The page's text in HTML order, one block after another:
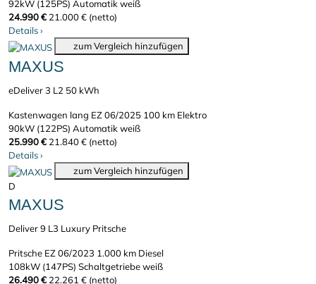
92kW (125PS) Automatikweiß
24.990 € 21.000 € (netto)
Details›
zum Vergleich hinzufügen
MAXUS
eDeliver 3 L2 50 kWh
Kastenwagen lang EZ 06/2025 100 km Elektro
90kW (122PS) Automatikweiß
25.990 € 21.840 € (netto)
Details›
zum Vergleich hinzufügen
D
MAXUS
Deliver 9 L3 Luxury Pritsche
Pritsche EZ 06/2023 1.000 km Diesel
108kW (147PS) Schaltgetriebeweiß
26.490 € 22.261 € (netto)